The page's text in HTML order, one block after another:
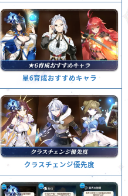
星6育成おすすめキャラ
クラスチェンジ優先度